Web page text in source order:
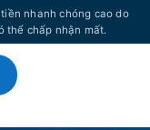
nhanh chóng cao do
thể chấp nhận mất.